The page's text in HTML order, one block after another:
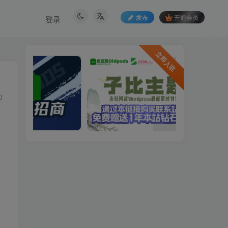
发布 开通会员
登录
立即入驻